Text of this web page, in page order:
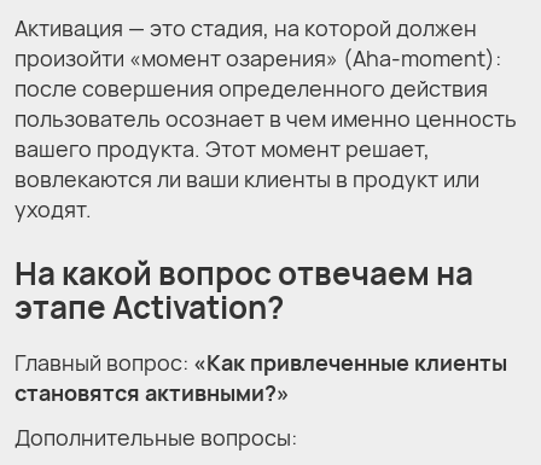
Активация — это стадия, на которой должен
произойти «момент озарения» (Aha-moment):
после совершения определенного действия
пользователь осознает в чем именно ценность
вашего продукта. Этот момент решает,
вовлекаются ли ваши клиенты в продукт или
уходят.
На какой вопрос отвечаем на
этапе Activation?
Главный вопрос: «Как привлеченные клиенты
становятся активными?»
Дополнительные вопросы: